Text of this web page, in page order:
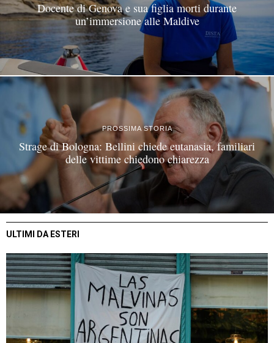
Docente di Genova e sua figlia morti durante
un’immersione alle Maldive
PROSSIMA STORIA
Strage di Bologna: Bellini chiede eutanasia, familiari
delle vittime chiedono chiarezza
ULTIMI DA ESTERI